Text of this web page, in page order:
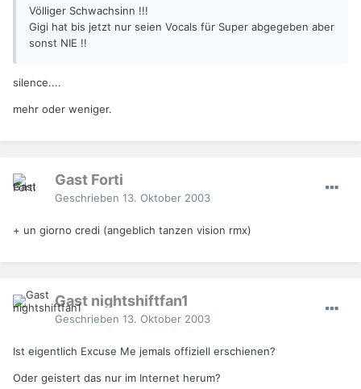
Völliger Schwachsinn !!!
Gigi hat bis jetzt nur seien Vocals für Super abgegeben aber
sonst NIE !!
silence....
mehr oder weniger.
Gast Forti
Geschrieben 13. Oktober 2003
+ un giorno credi (angeblich tanzen vision rmx)
Gast nightshiftfan1
Geschrieben 13. Oktober 2003
Ist eigentlich Excuse Me jemals offiziell erschienen?
Oder geistert das nur im Internet herum?